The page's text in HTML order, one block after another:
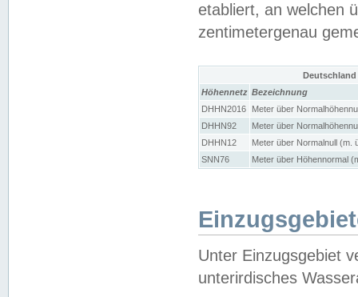
etabliert, an welchen
zentimetergenau
Höhennetz Bezeichnung
DHHN2016
Meter über
DHHN92
Meter über
DHHN12
Meter über Normalnull (m.
SNN76
Meter über Höhennormal
Unter Einzugsgebiet
unterirdisches